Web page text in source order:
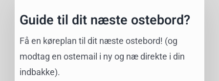
Guide til dit næste ostebord?
Få en køreplan til dit næste ostebord! (og
modtag en ostemail i ny og næ direkte i din
indbakke).